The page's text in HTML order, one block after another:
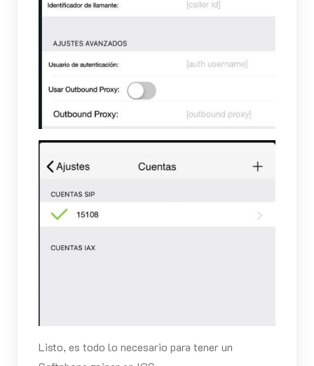
Listo, es todo lo necesario para tener un